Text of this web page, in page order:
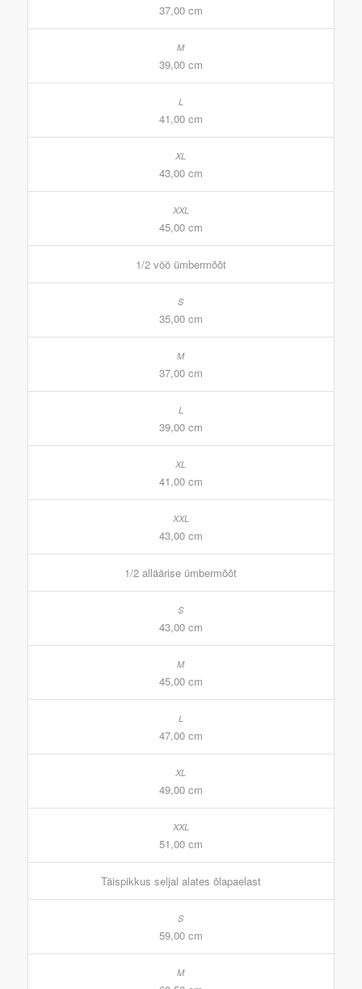
37,00 cm
39,00 cm
41,00 cm
43,00 cm
45,00 cm
1/2 vöö ümbermõõt
35,00 cm
37,00 cm
39,00 cm
41,00 cm
43,00 cm
1/2 alläärise ümbermõõt
43,00 cm
45,00 cm
47,00 cm
49,00 cm
51,00 cm
Täispikkus seljal alates õlapaelast
59,00 cm